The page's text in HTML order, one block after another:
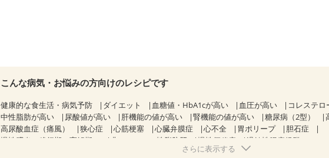
こんな病気・お悩みの方向けのレシピです
健康的な食生活・病気予防 ダイエット 血糖値・HbA1cが高い 血圧が高い
コレステ
中性脂肪が高い
尿酸値が高い 肝機能の値が高い 腎機能の値が高い 糖尿病（2型）
高尿酸血症（痛風）
狭心症 心筋梗塞 心臓弁膜症 心不全 胃ポリープ
胆石症
慢性膵炎（移行期・寛解期）
非アルコール性脂肪肝 慢性便秘症
過敏性腸症候群（IBS）
糖尿病性腎症（第２期）
さらに表示する